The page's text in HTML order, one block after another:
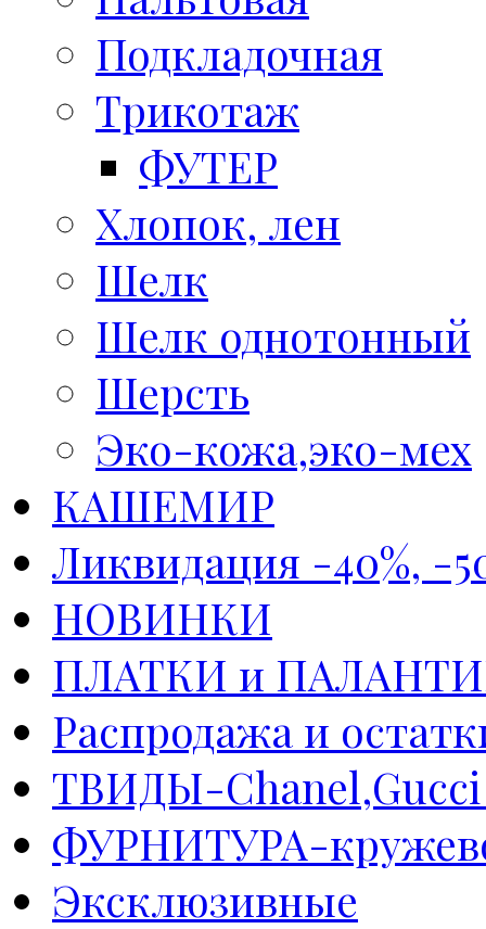
Подкладочная
Трикотаж
ФУТЕР
Хлопок, лен
Шелк
Шелк однотонный
Шерсть
Эко-кожа,эко-мех
КАШЕМИР
Ликвидация -40%, -
НОВИНКИ
ПЛАТКИ и
Распродажа и
ТВИДЫ-Сhanel,Gucci
ФУРНИТУРА-
Эксклюзивные